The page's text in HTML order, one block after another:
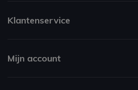
Klantenservice
Mijn account